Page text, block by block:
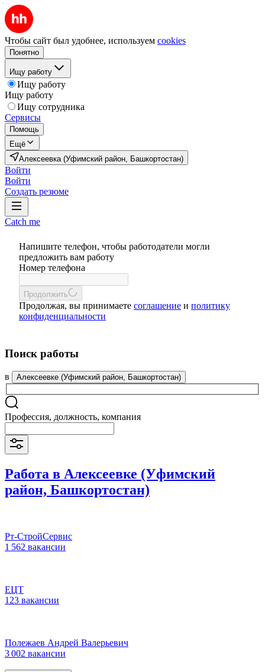
Чтобы сайт был удобнее, используем cookies
Понятно
Ищу работу
Ищу работу
Ищу работу
Ищу сотрудника
Сервисы
Помощь
Ещё
Алексеевка (Уфимский район, Башкортостан)
Войти
Войти
Создать резюме
Catch me
Напишите телефон, чтобы работодатели могли
предложить вам работу
Номер телефона
Продолжить
Продолжая, вы принимаете соглашение и политику
конфиденциальности
Поиск работы
в Алексеевке (Уфимский район, Башкортостан)
Профессия, должность, компания
Работа в Алексеевке (Уфимский
район, Башкортостан)
Рт-СтройСервис
1 562 вакансии
ЕЦТ
123 вакансии
Полежаев Андрей Валерьевич
3 002 вакансии